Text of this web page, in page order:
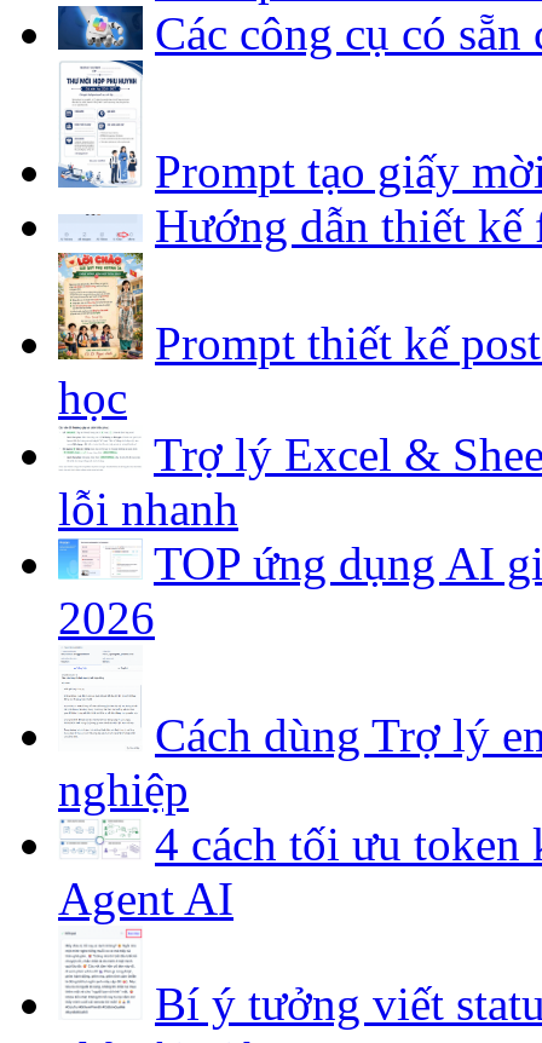
Prompt thiết kế
học
Trợ lý Excel &
lỗi nhanh
TOP ứng dụng AI
2026
nghiệp
4 cách tối ưu
Agent AI
Bí ý tưởng viết
chỉ vài giây